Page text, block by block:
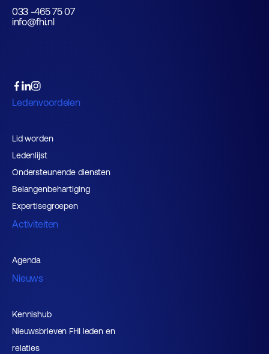
033 -465 75 07
info@fhi.nl
Ledenvoordelen
Lid worden
Ledenlijst
Ondersteunende diensten
Belangenbehartiging
Expertisegroepen
Activiteiten
Agenda
Nieuws
Kennishub
Nieuwsbrieven FHI leden en
relaties